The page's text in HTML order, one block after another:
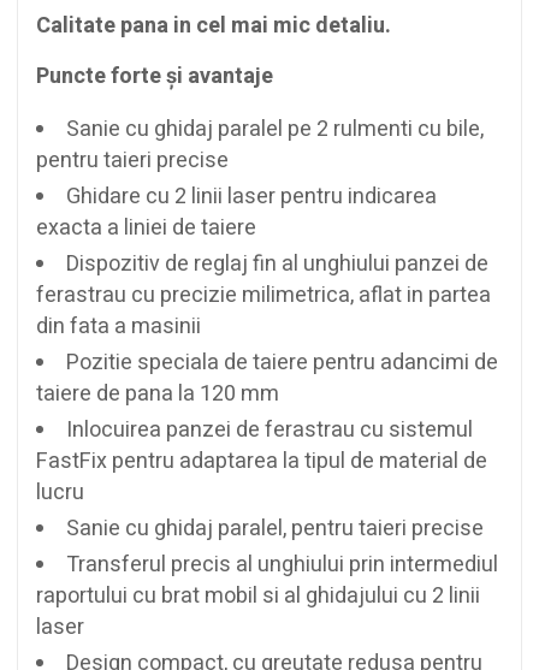
Calitate pana in cel mai mic detaliu.
Puncte forte şi avantaje
Sanie cu ghidaj paralel pe 2 rulmenti cu bile,
pentru taieri precise
Ghidare cu 2 linii laser pentru indicarea
exacta a liniei de taiere
Dispozitiv de reglaj fin al unghiului panzei de
ferastrau cu precizie milimetrica, aflat in partea
din fata a masinii
Pozitie speciala de taiere pentru adancimi de
taiere de pana la 120 mm
Inlocuirea panzei de ferastrau cu sistemul
FastFix pentru adaptarea la tipul de material de
lucru
Sanie cu ghidaj paralel, pentru taieri precise
Transferul precis al unghiului prin intermediul
raportului cu brat mobil si al ghidajului cu 2 linii
laser
Design compact, cu greutate redusa pentru